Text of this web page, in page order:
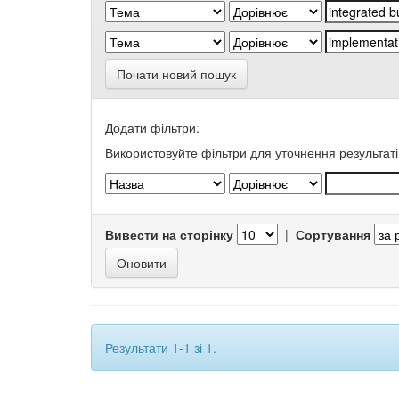
Почати новий пошук
Додати фільтри:
Використовуйте фільтри для уточнення
Вивести на сторінку | Сортування
Результати 1-1 зі 1.